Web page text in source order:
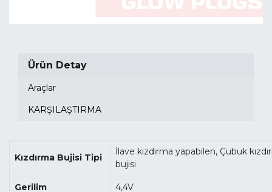
Ürün Detay
Araçlar
KARŞILAŞTIRMA
Kızdırma Bujisi Tipi
İlave kızdırma yapabilen, Çubuk
bujisi
Gerilim 4,4V